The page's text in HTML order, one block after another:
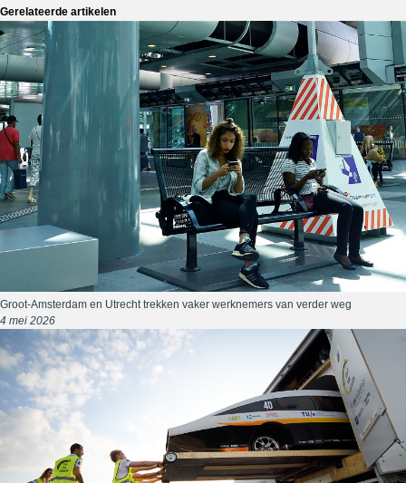
Gerelateerde artikelen
Groot-Amsterdam en Utrecht trekken vaker werknemers van verder weg
4 mei 2026